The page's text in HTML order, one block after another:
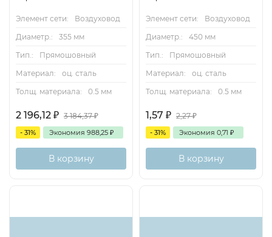
Элемент сети:
Воздуховод
Диаметр.:
355 мм
Тип.:
Прямошовный
Материал:
оц. сталь
Толщ. материала:
0.5 мм
2 196,12 ₽ 3 184,37₽
- 31% Экономия 988,25 ₽
В корзину
Элемент сети:
Воздуховод
Диаметр.:
450 мм
Тип.:
Прямошовный
Материал:
оц. сталь
Толщ. материала:
0.5 мм
1,57 ₽ 2,27₽
- 31% Экономия 0,71 ₽
В корзину